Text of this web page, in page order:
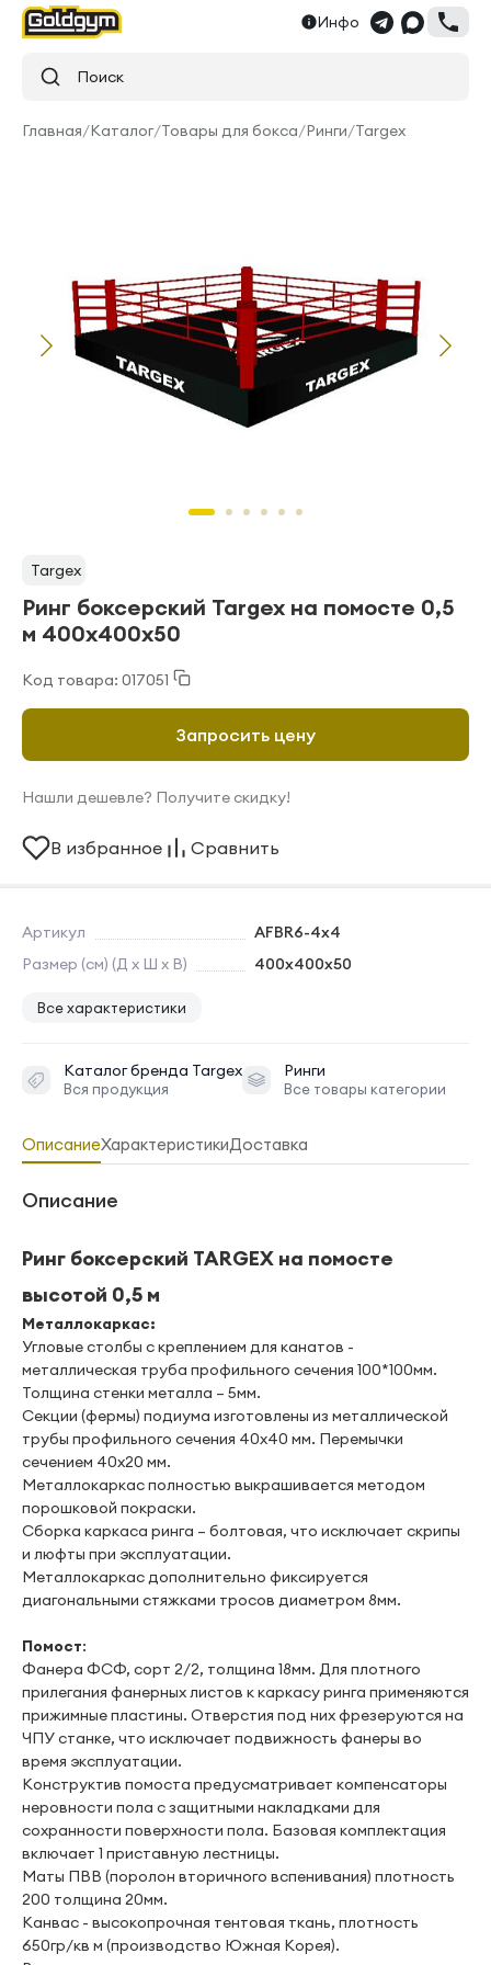
Инфо
Поиск
Главная/Каталог/Товары для бокса/Ринги/Targex
Targex
Ринг боксерский Targex на помосте 0,5
м 400х400х50
Код товара: 017051
Артикул
AFBR6-4х4
Размер (см) (Д х Ш х В)
400х400х50
Все характеристики
Каталог бренда Targex
Вся продукция
Ринги
Все товары категории
Запросить цену
Нашли дешевле? Получите скидку!
В избранное Сравнить
ОписаниеХарактеристикиДоставка
Описание
Ринг боксерский TARGEX на помосте
высотой 0,5 м
Металлокаркас:
Угловые столбы с креплением для канатов -
металлическая труба профильного сечения 100*100мм.
Толщина стенки металла – 5мм.
Секции (фермы) подиума изготовлены из металлической
трубы профильного сечения 40х40 мм. Перемычки
сечением 40х20 мм.
Металлокаркас полностью выкрашивается методом
порошковой покраски.
Сборка каркаса ринга – болтовая, что исключает скрипы
и люфты при эксплуатации.
Металлокаркас дополнительно фиксируется
диагональными стяжками тросов диаметром 8мм.
Помост:
Фанера ФСФ, сорт 2/2, толщина 18мм. Для плотного
прилегания фанерных листов к каркасу ринга применяются
прижимные пластины. Отверстия под них фрезеруются на
ЧПУ станке, что исключает подвижность фанеры во
время эксплуатации.
Конструктив помоста предусматривает компенсаторы
неровности пола с защитными накладками для
сохранности поверхности пола. Базовая комплектация
включает 1 приставную лестницы.
Маты ПВВ (поролон вторичного вспенивания) плотность
200 толщина 20мм.
Канвас - высокопрочная тентовая ткань, плотность
650гр/кв м (производство Южная Корея).